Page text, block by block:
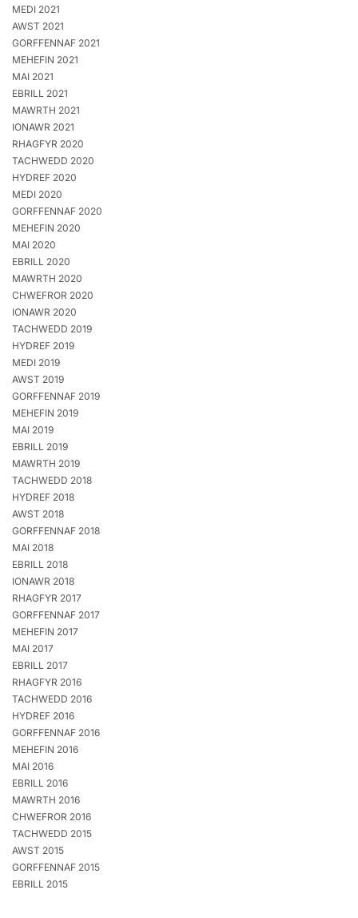
MEDI 2021
AWST 2021
GORFFENNAF 2021
MEHEFIN 2021
MAI 2021
EBRILL 2021
MAWRTH 2021
IONAWR 2021
RHAGFYR 2020
TACHWEDD 2020
HYDREF 2020
MEDI 2020
GORFFENNAF 2020
MEHEFIN 2020
MAI 2020
EBRILL 2020
MAWRTH 2020
CHWEFROR 2020
IONAWR 2020
TACHWEDD 2019
HYDREF 2019
MEDI 2019
AWST 2019
GORFFENNAF 2019
MEHEFIN 2019
MAI 2019
EBRILL 2019
MAWRTH 2019
TACHWEDD 2018
HYDREF 2018
AWST 2018
GORFFENNAF 2018
MAI 2018
EBRILL 2018
IONAWR 2018
RHAGFYR 2017
GORFFENNAF 2017
MEHEFIN 2017
MAI 2017
EBRILL 2017
RHAGFYR 2016
TACHWEDD 2016
HYDREF 2016
GORFFENNAF 2016
MEHEFIN 2016
MAI 2016
EBRILL 2016
MAWRTH 2016
CHWEFROR 2016
TACHWEDD 2015
AWST 2015
GORFFENNAF 2015
EBRILL 2015